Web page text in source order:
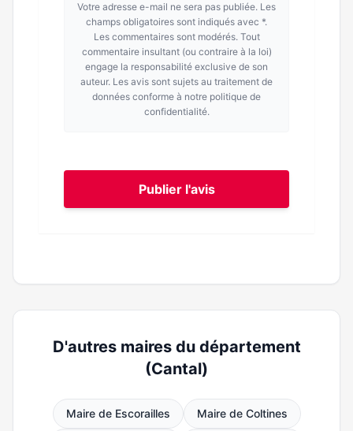
Votre adresse e-mail ne sera pas publiée. Les
champs obligatoires sont indiqués avec *.
Les commentaires sont modérés. Tout
commentaire insultant (ou contraire à la loi)
engage la responsabilité exclusive de son
auteur. Les avis sont sujets au traitement de
données conforme à notre politique de
confidentialité.
Publier l'avis
D'autres maires du département
(Cantal)
Maire de Escorailles Maire de Coltines